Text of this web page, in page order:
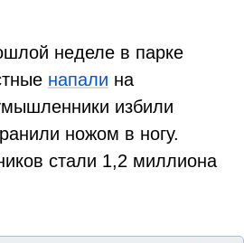
неделе в парке
напали на
избили
ножом в ногу.
стали 1,2 миллиона